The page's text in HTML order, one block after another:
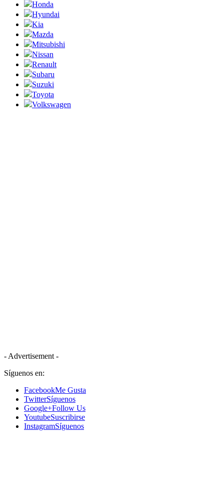
Honda
Hyundai
Kia
Mazda
Mitsubishi
Nissan
Renault
Subaru
Suzuki
Toyota
Volkswagen
- Advertisement -
Síguenos en:
FacebookMe Gusta
TwitterSíguenos
Google+Follow Us
YoutubeSuscribirse
InstagramSíguenos